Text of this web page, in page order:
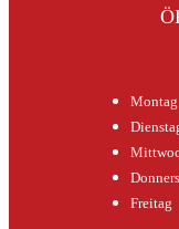
Montag
Freitag